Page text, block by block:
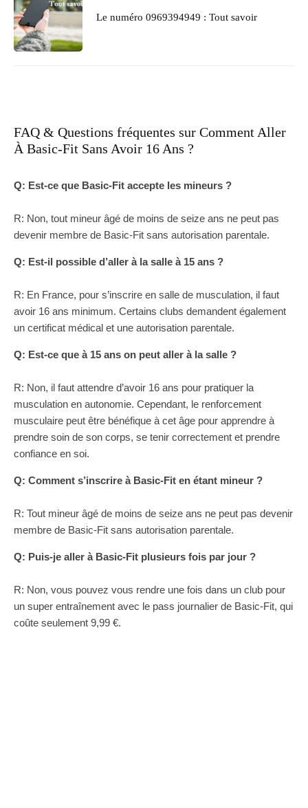
Le numéro 0969394949 : Tout savoir
FAQ & Questions fréquentes sur Comment Aller
À Basic-Fit Sans Avoir 16 Ans ?
Q: Est-ce que Basic-Fit accepte les mineurs ?
R: Non, tout mineur âgé de moins de seize ans ne peut pas
devenir membre de Basic-Fit sans autorisation parentale.
Q: Est-il possible d’aller à la salle à 15 ans ?
R: En France, pour s’inscrire en salle de musculation, il faut
avoir 16 ans minimum. Certains clubs demandent également
un certificat médical et une autorisation parentale.
Q: Est-ce que à 15 ans on peut aller à la salle ?
R: Non, il faut attendre d’avoir 16 ans pour pratiquer la
musculation en autonomie. Cependant, le renforcement
musculaire peut être bénéfique à cet âge pour apprendre à
prendre soin de son corps, se tenir correctement et prendre
confiance en soi.
Q: Comment s’inscrire à Basic-Fit en étant mineur ?
R: Tout mineur âgé de moins de seize ans ne peut pas devenir
membre de Basic-Fit sans autorisation parentale.
Q: Puis-je aller à Basic-Fit plusieurs fois par jour ?
R: Non, vous pouvez vous rendre une fois dans un club pour
un super entraînement avec le pass journalier de Basic-Fit, qui
coûte seulement 9,99 €.